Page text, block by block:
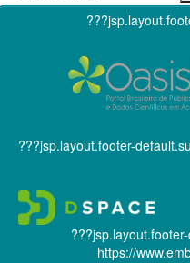
???jsp.layout.footer-
https://